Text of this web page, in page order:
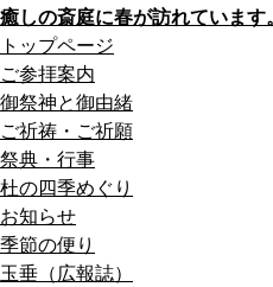
癒しの斎庭に春が訪れていま
トップページ
ご参拝案内
御祭神と御由緒
ご祈祷・ご祈願
祭典・行事
杜の四季めぐり
お知らせ
季節の便り
玉垂（広報誌）